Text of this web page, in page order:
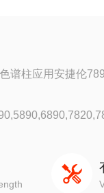
谱柱应用安捷伦